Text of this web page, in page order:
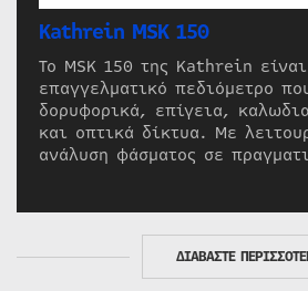
Kathrein MSK 150
Το MSK 150 της Kathrein
επαγγελματικό πεδιόμετρο
δορυφορικά, επίγεια,
και οπτικά δίκτυα. Με
ανάλυση φάσματος σε
ΔΙΑΒΑΣΤΕ